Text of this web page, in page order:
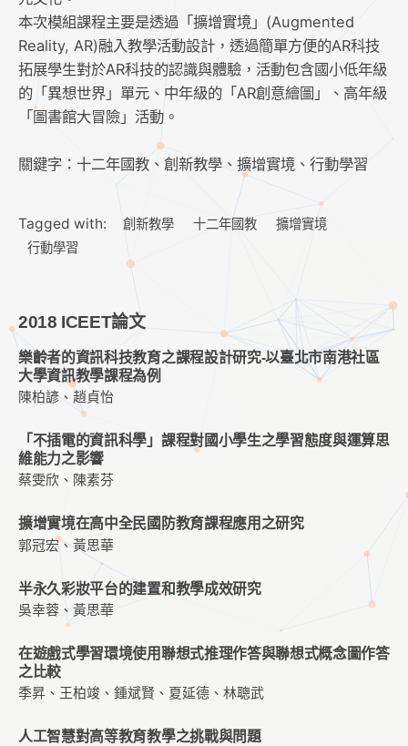
本次模組課程主要是透過「擴增實境」(Augmented
Reality, AR)融入教學活動設計，透過簡單方便的AR科技
拓展學生對於AR科技的認識與體驗，活動包含國小低年級
的「異想世界」單元、中年級的「AR創意繪圖」、高年級
「圖書館大冒險」活動。
關鍵字：十二年國教、創新教學、擴增實境、行動學習
Tagged with: 創新教學 十二年國教
擴增實境
行動學習
2018 ICEET論文
樂齡者的資訊科技教育之課程設計研究-以臺北市南港社區
大學資訊教學課程為例
陳柏諺、趙貞怡
「不插電的資訊科學」課程對國小學生之學習態度與運算思
維能力之影響
蔡雯欣、陳素芬
擴增實境在高中全民國防教育課程應用之研究
郭冠宏、黃思華
半永久彩妝平台的建置和教學成效研究
吳幸蓉、黃思華
在遊戲式學習環境使用聯想式推理作答與聯想式概念圖作答
之比較
季昇、王柏竣、鍾斌賢、夏延德、林聰武
人工智慧對高等教育教學之挑戰與問題